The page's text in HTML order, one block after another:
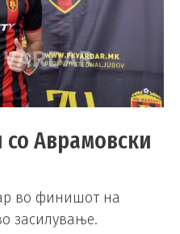
со Аврамовски
во финишот на
засилување.